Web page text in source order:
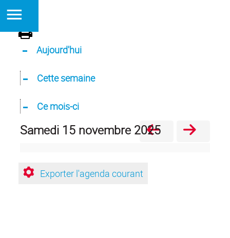
Aujourd'hui
Cette semaine
Ce mois-ci
samedi 15 novembre 2025
Exporter l'agenda courant